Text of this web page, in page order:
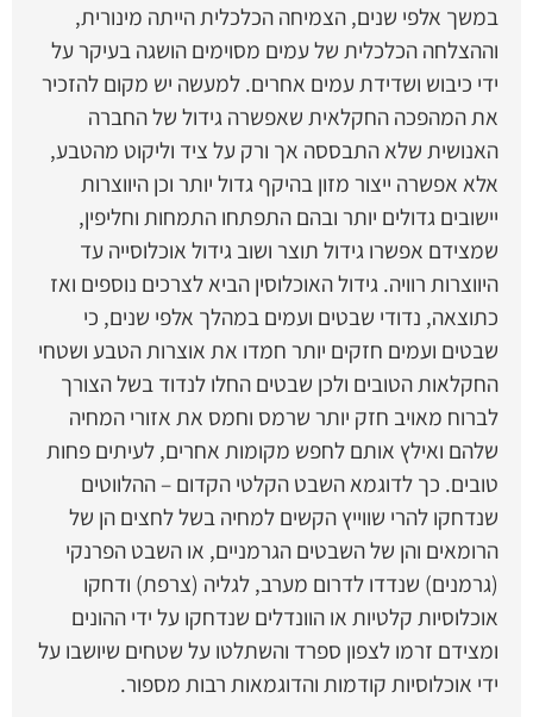
במשך אלפי שנים, הצמיחה הכלכלית הייתה מינורית,
וההצלחה הכלכלית של עמים מסוימים הושגה בעיקר על
ידי כיבוש ושדידת עמים אחרים. למעשה יש מקום להזכיר
את המהפכה החקלאית שאפשרה גידול של החברה
האנושית שלא התבססה אך ורק על ציד וליקוט מהטבע,
אלא אפשרה ייצור מזון בהיקף גדול יותר וכן היווצרות
יישובים גדולים יותר ובהם התפתחו התמחות וחליפין,
שמצידם אפשרו גידול תוצר ושוב גידול אוכלוסייה עד
היווצרות רוויה. גידול האוכלוסין הביא לצרכים נוספים ואז
כתוצאה, נדודי שבטים ועמים במהלך אלפי שנים, כי
שבטים ועמים חזקים יותר חמדו את אוצרות הטבע ושטחי
החקלאות הטובים ולכן שבטים החלו לנדוד בשל הצורך
לברוח מאויב חזק יותר שרמס וחמס את אזורי המחיה
שלהם ואילץ אותם לחפש מקומות אחרים, לעיתים פחות
טובים. כך לדוגמא השבט הקלטי הקדום – ההלווטים
שנדחקו להרי שווייץ הקשים למחיה בשל לחצים הן של
הרומאים והן של השבטים הגרמניים, או השבט הפרנקי
(גרמנים) שנדדו לדרום מערב, לגליה (צרפת) ודחקו
אוכלוסיות קלטיות או הוונדלים שנדחקו על ידי ההונים
ומצידם זרמו לצפון ספרד והשתלטו על שטחים שיושבו על
ידי אוכלוסיות קודמות והדוגמאות רבות מספור.